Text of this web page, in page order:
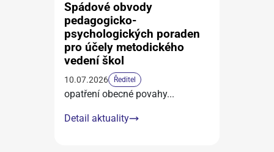
Spádové obvody
pedagogicko-
psychologických poraden
pro účely metodického
vedení škol
10.07.2026 Ředitel
opatření obecné povahy...
Detail aktuality